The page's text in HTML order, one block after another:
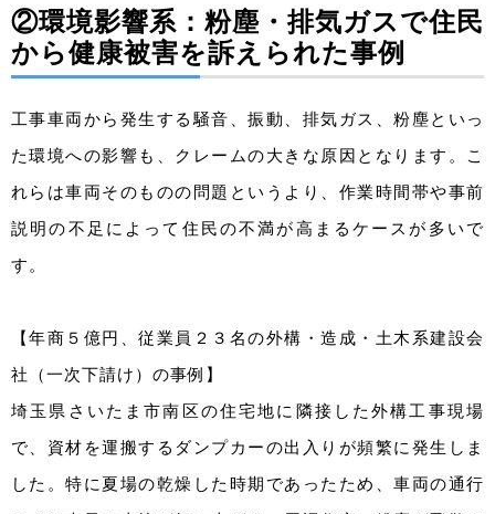
②環境影響系：粉塵・排気ガスで住民
から健康被害を訴えられた事例
工事車両から発生する騒音、振動、排気ガス、粉塵といっ
た環境への影響も、クレームの大きな原因となります。こ
れらは車両そのものの問題というより、作業時間帯や事前
説明の不足によって住民の不満が高まるケースが多いで
す。
【年商５億円、従業員２３名の外構・造成・土木系建設会
社（一次下請け）の事例】
埼玉県さいたま市南区の住宅地に隣接した外構工事現場
で、資材を運搬するダンプカーの出入りが頻繁に発生しま
した。特に夏場の乾燥した時期であったため、車両の通行